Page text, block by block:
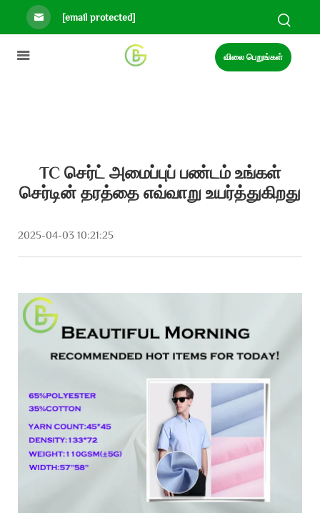
[email protected]
விலை பெறுங்கள்
TC செர்ட் அமைப்புப் பண்டம் உங்கள்
செர்டின் தரத்தை எவ்வாறு உயர்த்துகிறது
2025-04-03 10:21:25